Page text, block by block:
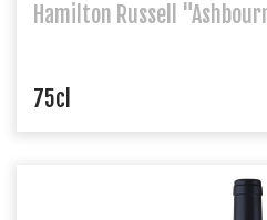
Hamilton Russell
75cl